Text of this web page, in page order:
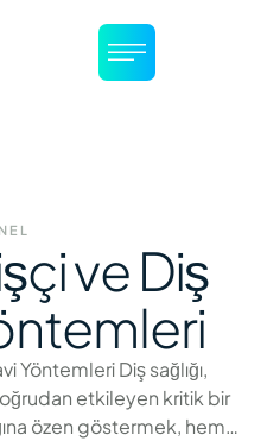
ve Diş
Yöntemleri Diş sağlığı,
etkileyen kritik bir
özen göstermek, hem